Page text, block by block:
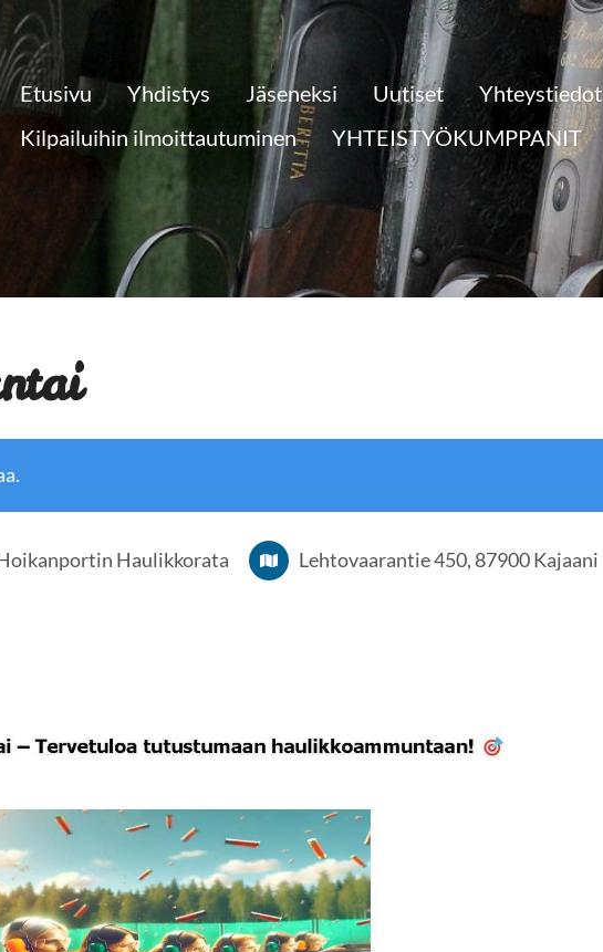
Etusivu Yhdistys Jäseneksi Uutiset Yhteystiedot
Kilpailuihin ilmoittautuminen
YHTEISTYÖKUMPPANIT
Haulikkorata Lehtovaarantie 450, 87900 Kajaani